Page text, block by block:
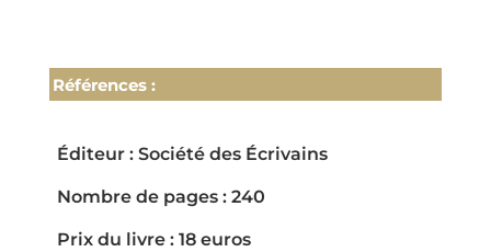
Références :
Éditeur : Société des Écrivains
Nombre de pages : 240
Prix du livre : 18 euros